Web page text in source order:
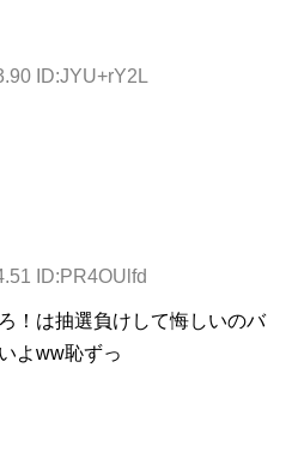
ID:JYU+rY2L
ID:PR4OUlfd
！は抽選負けして悔しいのバ
よww恥ずっ